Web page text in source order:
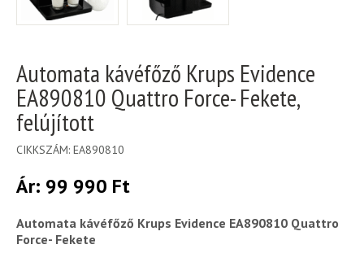
Automata kávéfőző Krups Evidence
EA890810 Quattro Force- Fekete,
felújított
CIKKSZÁM: EA890810
Ár: 99 990 Ft
Automata kávéfőző Krups Evidence EA890810 Quattro
Force- Fekete